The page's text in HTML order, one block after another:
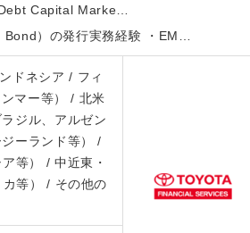
Capital Marke…
Bond）の発行実務経験 ・EM…
ドネシア / フィ
マー等） / 北米
ジル、アルゼン
ーランド等） /
等） / 中近東・
等） / その他の